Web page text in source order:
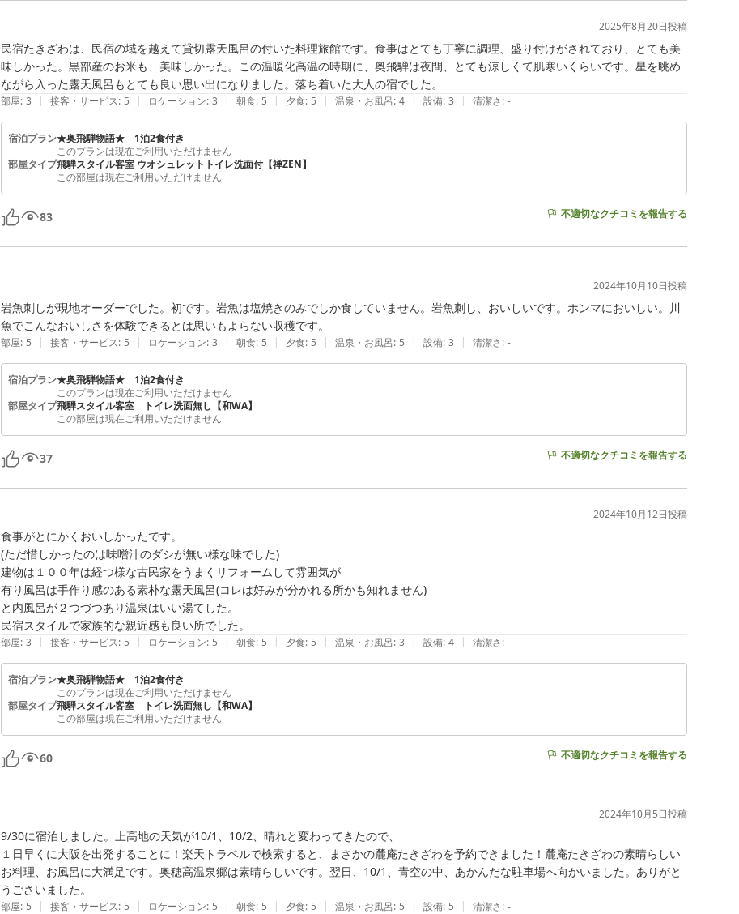
2025年8月20日投稿
民宿たきざわは、民宿の域を越えて貸切露天風呂の付いた料理旅館です。食事はとても丁寧に調理、盛り付けがされており、とても美
味しかった。黒部産のお米も、美味しかった。この温暖化高温の時期に、奥飛騨は夜間、とても涼しくて肌寒いくらいです。星を眺め
ながら入った露天風呂もとても良い思い出になりました。落ち着いた大人の宿でした。
部屋: 3 | 接客・サービス: 5 | ロケーション: 3 | 朝食: 5 | 夕食: 5 | 温泉・お風呂: 4 | 設備: 3 | 清潔さ: -
宿泊プラン★奥飛騨物語★ 1泊2食付き
このプランは現在ご利用いただけません
部屋タイプ飛騨スタイル客室 ウオシュレットトイレ洗面付【禅ZEN】
この部屋は現在ご利用いただけません
83 不適切なクチコミを報告する
2024年10月10日投稿
岩魚刺しが現地オーダーでした。初です。岩魚は塩焼きのみでしか食していません。岩魚刺し、おいしいです。ホンマにおいしい。川
魚でこんなおいしさを体験できるとは思いもよらない収穫です。
部屋: 5 | 接客・サービス: 5 | ロケーション: 3 | 朝食: 5 | 夕食: 5 | 温泉・お風呂: 5 | 設備: 3 | 清潔さ: -
宿泊プラン★奥飛騨物語★ 1泊2食付き
このプランは現在ご利用いただけません
部屋タイプ飛騨スタイル客室 トイレ洗面無し【和WA】
この部屋は現在ご利用いただけません
37 不適切なクチコミを報告する
2024年10月12日投稿
食事がとにかくおいしかったです。
(ただ惜しかったのは味噌汁のダシが無い様な味でした)
建物は１００年は経つ様な古民家をうまくリフォームして雰囲気が
有り風呂は手作り感のある素朴な露天風呂(コレは好みが分かれる所かも知れません)
と内風呂が２つづつあり温泉はいい湯てした。
民宿スタイルで家族的な親近感も良い所でした。
部屋: 3 | 接客・サービス: 5 | ロケーション: 5 | 朝食: 5 | 夕食: 5 | 温泉・お風呂: 3 | 設備: 4 | 清潔さ: -
宿泊プラン★奥飛騨物語★ 1泊2食付き
このプランは現在ご利用いただけません
部屋タイプ飛騨スタイル客室 トイレ洗面無し【和WA】
この部屋は現在ご利用いただけません
60 不適切なクチコミを報告する
2024年10月5日投稿
9/30に宿泊しました。上高地の天気が10/1、10/2、晴れと変わってきたので、
１日早くに大阪を出発することに！楽天トラベルで検索すると、まさかの麓庵たきざわを予約できました！麓庵たきざわの素晴らしい
お料理、お風呂に大満足です。奥穂高温泉郷は素晴らしいです。翌日、10/1、青空の中、あかんだな駐車場へ向かいました。ありがと
うごさいました。
部屋: 5 | 接客・サービス: 5 | ロケーション: 5 | 朝食: 5 | 夕食: 5 | 温泉・お風呂: 5 | 設備: 5 | 清潔さ: -